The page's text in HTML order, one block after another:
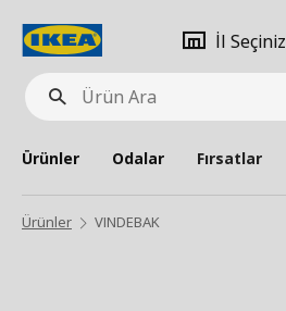
Ürün
Ara
İl Seçiniz
Ürünler Odalar Fırsatlar
Ürünler VINDEBAK